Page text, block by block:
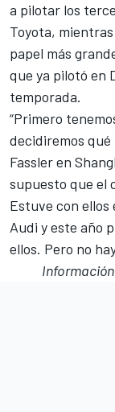
a pilotar los
Toyota,
papel más
que ya pilotó en
temporada.
“Primero
decidiremos qué
Fassler en
supuesto que el
Estuve con ellos
Audi y este año
ellos. Pero no